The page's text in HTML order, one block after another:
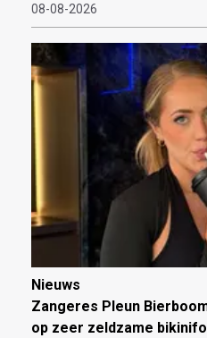
08-08-2026
Nieuws
Zangeres Pleun
op zeer zeldzame